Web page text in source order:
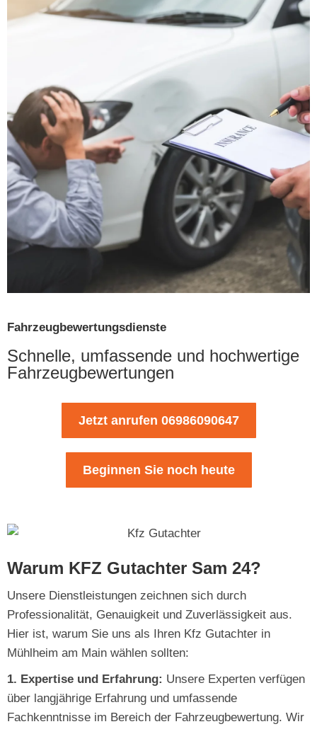
Fahrzeugbewertungsdienste
Schnelle, umfassende und hochwertige
Fahrzeugbewertungen
Jetzt anrufen 06986090647
Beginnen Sie noch heute
Warum KFZ Gutachter Sam 24?
Unsere Dienstleistungen zeichnen sich durch
Professionalität, Genauigkeit und Zuverlässigkeit aus.
Hier ist, warum Sie uns als Ihren Kfz Gutachter in
Mühlheim am Main wählen sollten:
1. Expertise und Erfahrung: Unsere Experten verfügen
über langjährige Erfahrung und umfassende
Fachkenntnisse im Bereich der Fahrzeugbewertung. Wir